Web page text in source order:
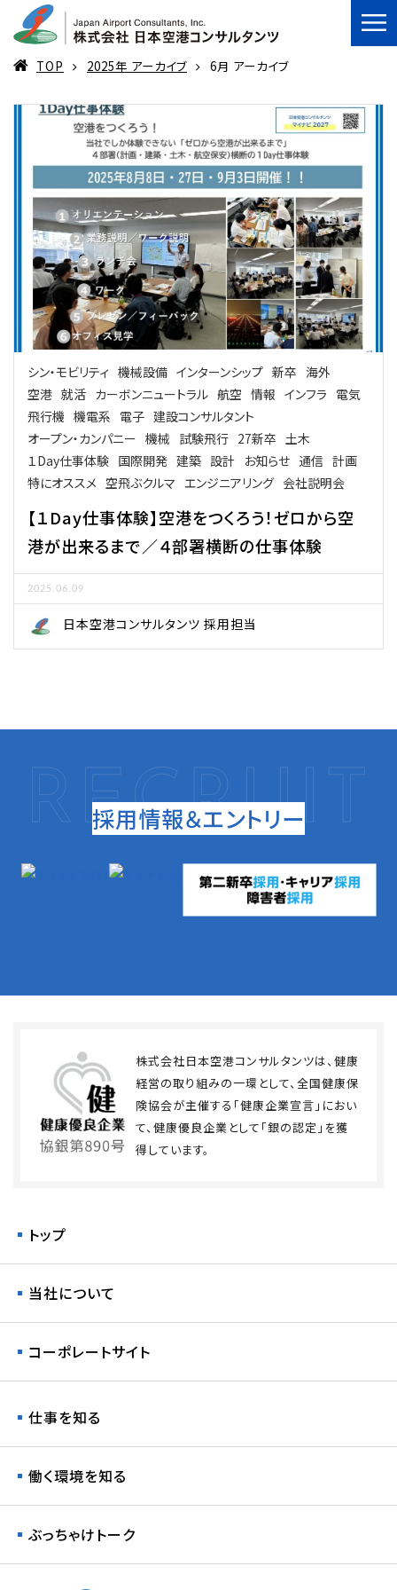
TOP 2025年 アーカイブ 6月 アーカイブ
シン・モビリティ 機械設備 インターンシップ 新卒 海外
空港 就活 カーボンニュートラル 航空 情報 インフラ 電気
飛行機 機電系 電子 建設コンサルタント
オープン・カンパニー 機械 試験飛行 27新卒 土木
１Day仕事体験 国際開発 建築 設計 お知らせ 通信 計画
特にオススメ 空飛ぶクルマ エンジニアリング 会社説明会
【１Day仕事体験】空港をつくろう！ゼロから空
港が出来るまで／４部署横断の仕事体験
2025.06.09
日本空港コンサルタンツ 採用担当
採用情報＆エントリー
株式会社日本空港コンサルタンツは、健康
経営の取り組みの一環として、全国健康保
険協会が主催する「健康企業宣言」におい
て、健康優良企業として「銀の認定」を獲
得しています。
トップ
当社について
コーポレートサイト
仕事を知る
働く環境を知る
ぶっちゃけトーク